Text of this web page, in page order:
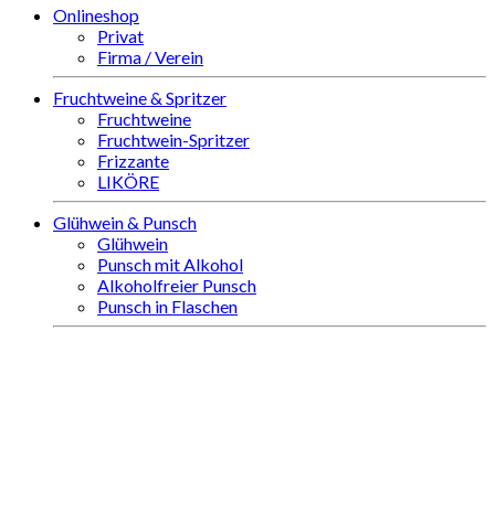
Onlineshop
Privat
Firma / Verein
Fruchtweine & Spritzer
Fruchtweine
Fruchtwein-Spritzer
Frizzante
LIKÖRE
Glühwein & Punsch
Glühwein
Punsch mit Alkohol
Alkoholfreier Punsch
Punsch in Flaschen